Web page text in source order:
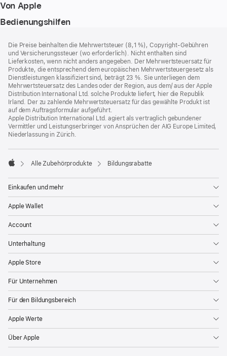
Von Apple
Bedienungshilfen
Die Preise beinhalten die Mehrwertsteuer (8,1 %), Copyright-Gebühren
und Versicherungssteuer (wo erforderlich). Nicht enthalten sind
Lieferkosten, wenn nicht anders angegeben. Der Mehrwertsteuersatz für
Produkte, die entsprechend dem europäischen Mehrwertsteuergesetz als
Dienstleistungen klassifiziert sind, beträgt 23 %. Sie unterliegen dem
Mehrwertsteuersatz des Landes oder der Region, aus dem/ aus der Apple
Distribution International Ltd. solche Produkte liefert, hier die Republik
Irland. Der zu zahlende Mehrwertsteuersatz für das gewählte Produkt ist
auf dem Auftragsformular aufgeführt.
Apple Distribution International Ltd. agiert als vertraglich gebundener
Vermittler und Leistungserbringer von Ansprüchen der AIG Europe Limited,
Niederlassung in Zürich.
Alle Zubehörprodukte Bildungsrabatte
Einkaufen und mehr
Apple Wallet
Account
Unterhaltung
Apple Store
Für Unternehmen
Für den Bildungsbereich
Apple Werte
Über Apple